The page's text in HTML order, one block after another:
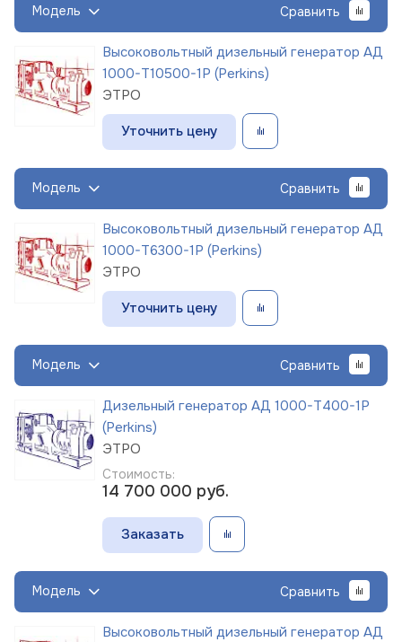
Модель Сравнить
Высоковольтный дизельный генератор АД
1000-Т10500-1Р (Perkins)
ЭТРО
Уточнить цену
Модель Сравнить
Высоковольтный дизельный генератор АД
1000-Т6300-1Р (Perkins)
ЭТРО
Уточнить цену
Модель Сравнить
Дизельный генератор АД 1000-Т400-1Р
(Perkins)
ЭТРО
Стоимость:
14 700 000 руб.
Заказать
Модель Сравнить
Высоковольтный дизельный генератор АД